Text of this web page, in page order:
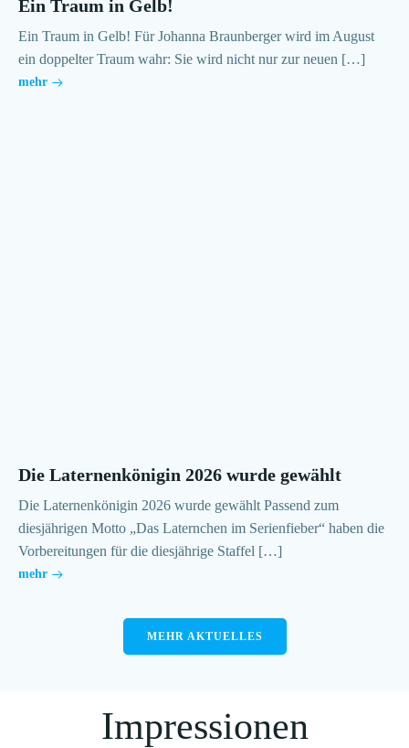
Ein Traum in Gelb!
Ein Traum in Gelb! Für Johanna Braunberger wird im August
ein doppelter Traum wahr: Sie wird nicht nur zur neuen […]
mehr
Die Laternenkönigin 2026 wurde gewählt
Die Laternenkönigin 2026 wurde gewählt Passend zum
diesjährigen Motto „Das Laternchen im Serienfieber“ haben die
Vorbereitungen für die diesjährige Staffel […]
mehr
MEHR AKTUELLES
Impressionen